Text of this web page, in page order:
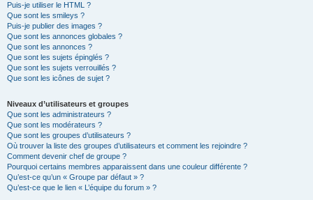
Puis-je utiliser le HTML ?
Que sont les smileys ?
Puis-je publier des images ?
Que sont les annonces globales ?
Que sont les annonces ?
Que sont les sujets épinglés ?
Que sont les sujets verrouillés ?
Que sont les icônes de sujet ?
Niveaux d’utilisateurs et groupes
Que sont les administrateurs ?
Que sont les modérateurs ?
Que sont les groupes d’utilisateurs ?
Où trouver la liste des groupes d’utilisateurs et comment les rejoindre ?
Comment devenir chef de groupe ?
Pourquoi certains membres apparaissent dans une couleur différente ?
Qu’est-ce qu’un « Groupe par défaut » ?
Qu’est-ce que le lien « L’équipe du forum » ?